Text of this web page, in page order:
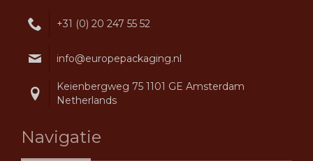
+31 (0) 20 247 55 52
info@europepackaging.nl
Keienbergweg 75 1101 GE Amsterdam
Netherlands
Navigatie